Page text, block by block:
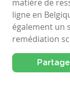
matière de
ligne en
également un
remédiation